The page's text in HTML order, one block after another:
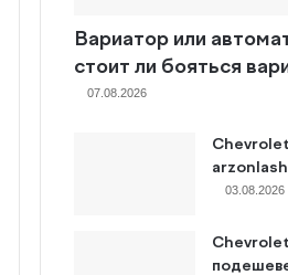
Вариатор или
стоит ли бояться
07.08.2026
03.08.2026